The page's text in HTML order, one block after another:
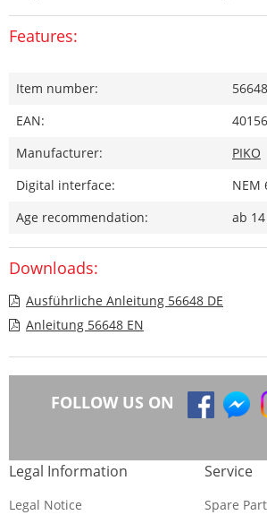
Features:
Item number:
56648
EAN:
Manufacturer:
PIKO
Digital interface:
NEM
Age recommendation:
ab
Downloads:
Ausführliche Anleitung 56648 DE
Anleitung 56648 EN
FOLLOW US ON
Legal Information
Legal Notice
Service
Spare